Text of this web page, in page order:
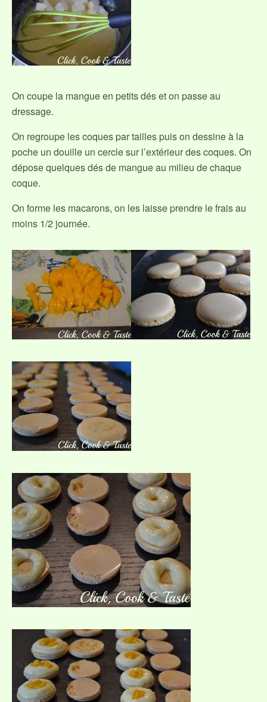
On coupe la mangue en petits dés et on passe au
dressage.
On regroupe les coques par tailles puis on dessine à la
poche un douille un cercle sur l’extérieur des coques. On
dépose quelques dés de mangue au milieu de chaque
coque.
On forme les macarons, on les laisse prendre le frais au
moins 1/2 journée.